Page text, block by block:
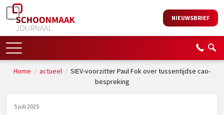
NIEUWSBRIEF
Home / actueel / SIEV-voorzitter Paul Fok over tussentijdse cao-
bespreking
5 juli 2025